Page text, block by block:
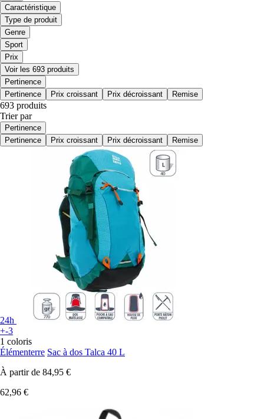
Caractéristique
Type de produit
Genre
Sport
Prix
Voir les 693 produits
Pertinence
Pertinence
Prix croissant Prix décroissant Remise
693 produits
Trier par
Pertinence
Pertinence
Prix croissant Prix décroissant Remise
24h
+-3
1 coloris
Élémenterre Sac à dos Talca 40 L
À partir de 84,95 €
62,96 €